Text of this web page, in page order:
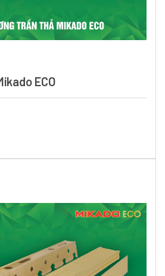
ECO